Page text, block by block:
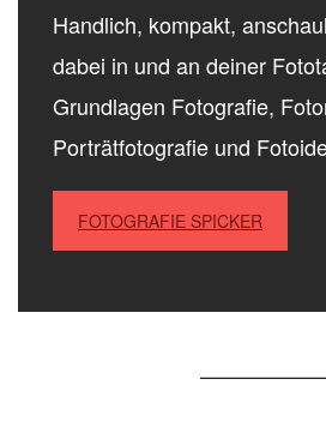
Handlich, kompakt,
dabei in und an deiner
Grundlagen Fotografie,
Porträtfotografie und
FOTOGRAFIE SPICKER